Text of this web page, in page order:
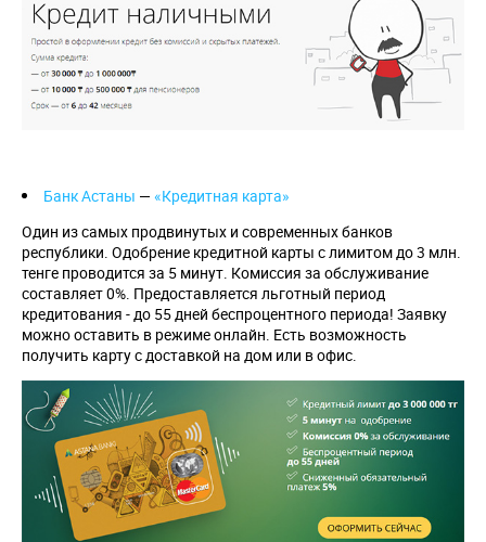
Банк Астаны — «Кредитная карта»
Один из самых продвинутых и современных банков
республики. Одобрение кредитной карты с лимитом до 3 млн.
тенге проводится за 5 минут. Комиссия за обслуживание
составляет 0%. Предоставляется льготный период
кредитования - до 55 дней беспроцентного периода! Заявку
можно оставить в режиме онлайн. Есть возможность
получить карту с доставкой на дом или в офис.